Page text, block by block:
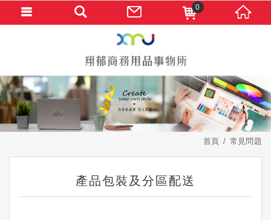
首頁 常見問題
產品包裝及分區配送
0